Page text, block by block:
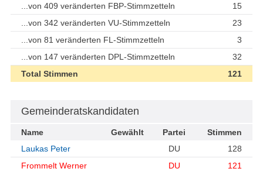
...von 409 veränderten FBP-Stimmzetteln
15
...von 342 veränderten VU-Stimmzetteln
23
...von 81 veränderten FL-Stimmzetteln
3
...von 147 veränderten DPL-Stimmzetteln
32
Total Stimmen
121
Gemeinderatskandidaten
Name Gewählt Partei
Stimmen
Laukas Peter
DU
128
Frommelt Werner
DU 121